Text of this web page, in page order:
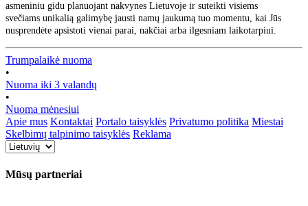
asmeniniu gidu planuojant nakvynes Lietuvoje ir suteikti visiems
svečiams unikalią galimybę jausti namų jaukumą tuo momentu, kai Jūs
nusprendėte apsistoti vienai parai, nakčiai arba ilgesniam laikotarpiui.
Trumpalaikė nuoma
•
Nuoma iki 3 valandų
•
Nuoma mėnesiui
Apie mus Kontaktai Portalo taisyklės Privatumo politika Miestai
Skelbimų talpinimo taisyklės Reklama
Mūsų partneriai